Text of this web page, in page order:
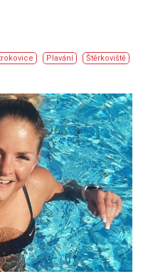
Plavání
Štěrkoviště